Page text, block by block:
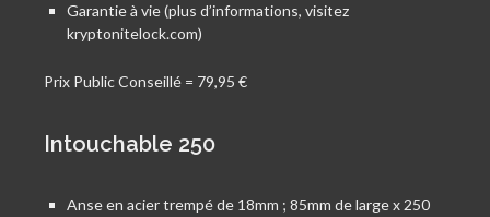
Garantie à vie (plus d’informations, visitez
kryptonitelock.com)
Prix Public Conseillé = 79,95 €
Intouchable 250
Anse en acier trempé de 18mm ; 85mm de large x 250